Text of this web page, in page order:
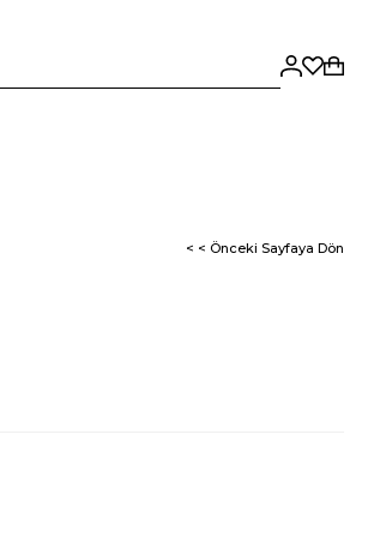
< < Önceki Sayfaya Dön